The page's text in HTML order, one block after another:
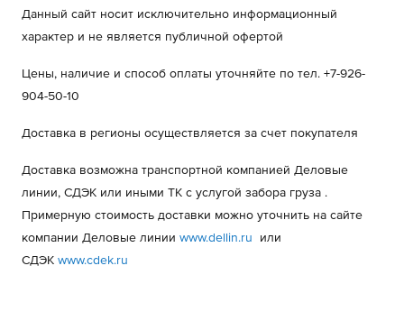
Данный сайт носит исключительно информационный
характер и не является публичной офертой
Цены, наличие и способ оплаты уточняйте по тел. +7-926-
904-50-10
Доставка в регионы осуществляется за счет покупателя
Доставка возможна транспортной компанией Деловые
линии, СДЭК или иными ТК с услугой забора груза .
Примерную стоимость доставки можно уточнить на сайте
компании Деловые линии www.dellin.ru или
СДЭК www.cdek.ru